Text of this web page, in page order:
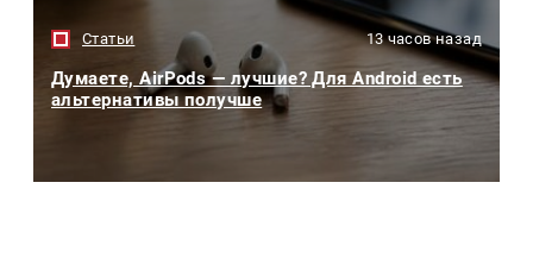
Статьи 13 часов назад
Думаете, AirPods — лучшие? Для Android есть
альтернативы получше